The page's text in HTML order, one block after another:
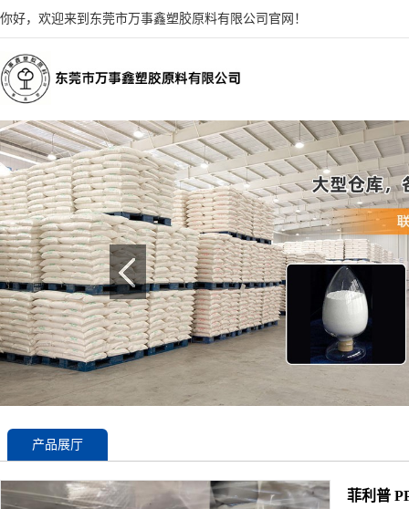
你好，欢迎来到东莞市万事鑫塑胶原料有限公司官网！
产品展厅
菲利普